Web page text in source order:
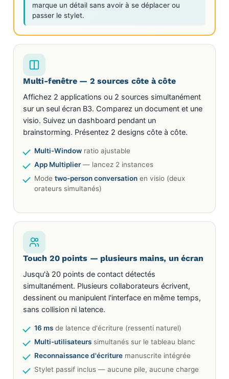
marque un détail sans avoir à se déplacer ou
passer le stylet.
Multi-fenêtre — 2 sources côte à côte
Affichez 2 applications ou 2 sources simultanément
sur un seul écran B3. Comparez un document et une
visio. Suivez un dashboard pendant un
brainstorming. Présentez 2 designs côte à côte.
Multi-Window ratio ajustable
App Multiplier — lancez 2 instances
Mode two-person conversation en visio (deux
orateurs simultanés)
Touch 20 points — plusieurs mains, un écran
Jusqu'à 20 points de contact détectés
simultanément. Plusieurs collaborateurs écrivent,
dessinent ou manipulent l'interface en même temps,
sans collision ni latence.
16 ms de latence d'écriture (ressenti naturel)
Multi-utilisateurs simultanés sur le tableau blanc
Reconnaissance d'écriture manuscrite intégrée
Stylet passif inclus — aucune pile, aucune charge